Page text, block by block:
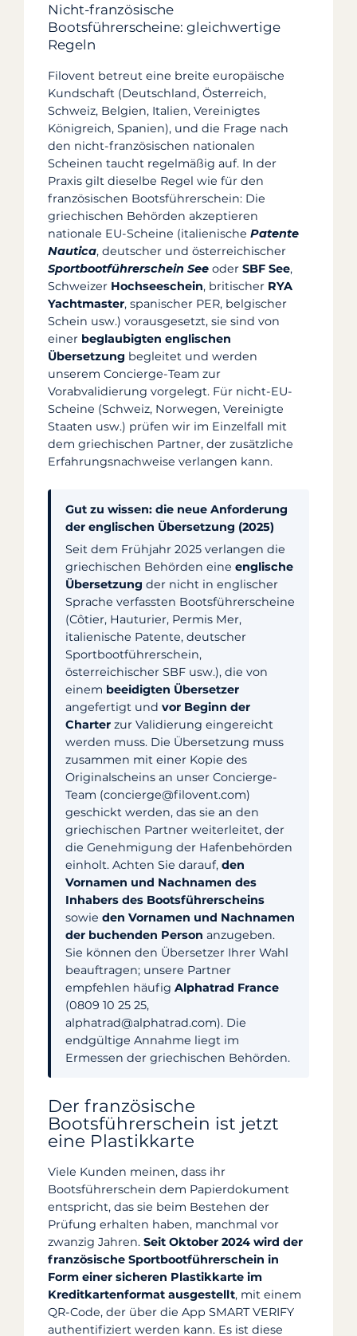
Nicht-französische
Bootsführerscheine: gleichwertige
Regeln
Filovent betreut eine breite europäische
Kundschaft (Deutschland, Österreich,
Schweiz, Belgien, Italien, Vereinigtes
Königreich, Spanien), und die Frage nach
den nicht-französischen nationalen
Scheinen taucht regelmäßig auf. In der
Praxis gilt dieselbe Regel wie für den
französischen Bootsführerschein: Die
griechischen Behörden akzeptieren
nationale EU-Scheine (italienische Patente
Nautica, deutscher und österreichischer
Sportbootführerschein See oder SBF See,
Schweizer Hochseeschein, britischer RYA
Yachtmaster, spanischer PER, belgischer
Schein usw.) vorausgesetzt, sie sind von
einer beglaubigten englischen
Übersetzung begleitet und werden
unserem Concierge-Team zur
Vorabvalidierung vorgelegt. Für nicht-EU-
Scheine (Schweiz, Norwegen, Vereinigte
Staaten usw.) prüfen wir im Einzelfall mit
dem griechischen Partner, der zusätzliche
Erfahrungsnachweise verlangen kann.
Gut zu wissen: die neue Anforderung
der englischen Übersetzung (2025)
Seit dem Frühjahr 2025 verlangen die
griechischen Behörden eine englische
Übersetzung der nicht in englischer
Sprache verfassten Bootsführerscheine
(Côtier, Hauturier, Permis Mer,
italienische Patente, deutscher
Sportbootführerschein,
österreichischer SBF usw.), die von
einem beeidigten Übersetzer
angefertigt und vor Beginn der
Charter zur Validierung eingereicht
werden muss. Die Übersetzung muss
zusammen mit einer Kopie des
Originalscheins an unser Concierge-
Team (concierge@filovent.com)
geschickt werden, das sie an den
griechischen Partner weiterleitet, der
die Genehmigung der Hafenbehörden
einholt. Achten Sie darauf, den
Vornamen und Nachnamen des
Inhabers des Bootsführerscheins
sowie den Vornamen und Nachnamen
der buchenden Person anzugeben.
Sie können den Übersetzer Ihrer Wahl
beauftragen; unsere Partner
empfehlen häufig Alphatrad France
(0809 10 25 25,
alphatrad@alphatrad.com). Die
endgültige Annahme liegt im
Ermessen der griechischen Behörden.
Der französische
Bootsführerschein ist jetzt
eine Plastikkarte
Viele Kunden meinen, dass ihr
Bootsführerschein dem Papierdokument
entspricht, das sie beim Bestehen der
Prüfung erhalten haben, manchmal vor
zwanzig Jahren. Seit Oktober 2024 wird der
französische Sportbootführerschein in
Form einer sicheren Plastikkarte im
Kreditkartenformat ausgestellt, mit einem
QR-Code, der über die App SMART VERIFY
authentifiziert werden kann. Es ist diese